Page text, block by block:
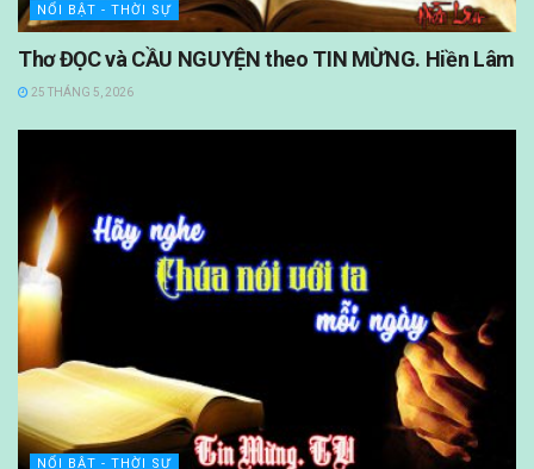
NỔI BẬT - THỜI SỰ
Thơ ĐỌC và CẦU NGUYỆN theo TIN MỪNG. Hiền Lâm
25 THÁNG 5, 2026
NỔI BẬT - THỜI SỰ